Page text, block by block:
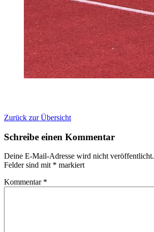
Zurück zur Übersicht
Schreibe einen Kommentar
Deine E-Mail-Adresse wird nicht veröffentlicht.
Felder sind mit * markiert
Kommentar *